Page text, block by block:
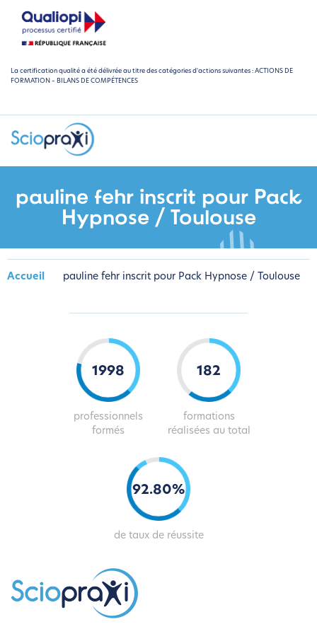
La certification qualité a été délivrée au titre des catégories d'actions suivantes : ACTIONS DE
FORMATION – BILANS DE COMPÉTENCES
pauline fehr inscrit pour Pack
Hypnose / Toulouse
Accueil pauline fehr inscrit pour Pack Hypnose / Toulouse
2025
professionnels
formés
185
formations
réalisées au total
93.81%
de taux de réussite